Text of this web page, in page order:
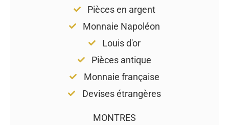
Pièces en argent
Monnaie Napoléon
Louis d'or
Pièces antique
Monnaie française
Devises étrangères
MONTRES